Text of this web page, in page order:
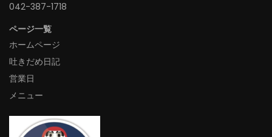
042-387-1718‬
ページ一覧
ホームページ
吐きだめ日記
営業日
メニュー